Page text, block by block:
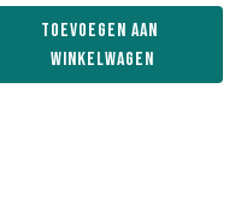
Toevoegen aan
winkelwagen